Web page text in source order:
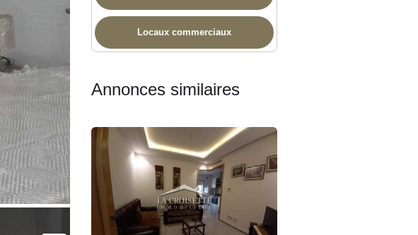
Locaux commerciaux
Annonces similaires